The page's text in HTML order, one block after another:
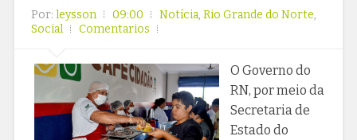
Por: leysson 09:00 Notícia, Rio Grande do Norte,
Social
Comentarios
O Governo do
RN, por meio da
Secretaria de
Estado do